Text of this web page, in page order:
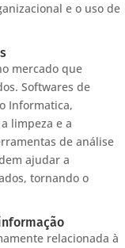
e o uso de
mercado que
Softwares de
Informatica,
limpeza e a
de análise
ajudar a
tornando o
relacionada à